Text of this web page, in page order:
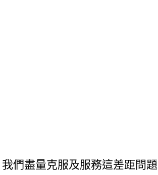
們盡量克服及服務這差距問題